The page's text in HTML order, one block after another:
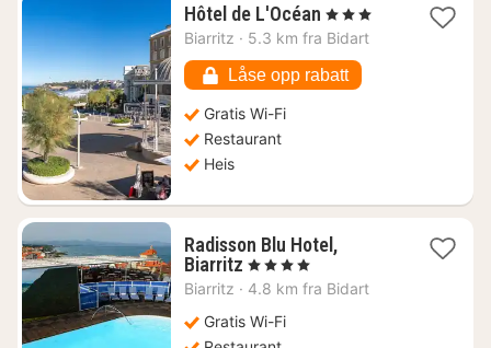
Hôtel de L'Océan 1
natt
2723
kr.
, 3 Stjerner
Biarritz · 5.3 km fra Bidart
Låse opp rabatt
Gratis Wi-Fi
Restaurant
Heis
Radisson Blu Hotel,
Biarritz 1
natt
5389
kr.
, 4 Stjerner
Biarritz · 4.8 km fra Bidart
Gratis Wi-Fi